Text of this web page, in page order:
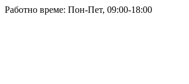
Работно време: Пон-Пет, 09:00-18:00